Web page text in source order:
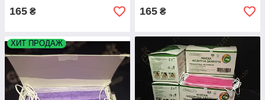
165 ₴ 165 ₴
ХИТ ПРОДАЖ